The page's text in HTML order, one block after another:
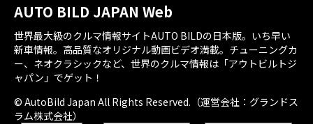
AUTO BILD JAPAN Web
世界最大級のクルマ情報サイトAUTO BILDの日本版。いち早い
新車情報。高品質なオリジナル動画ビデオ満載。チューニングカ
ー、ネオクラシックなど、世界のクルマ情報は「アウトビルトジ
ャパン」でゲット！
© AutoBild Japan All Rights Reserved.（運営会社：グランドス
ラム株式会社）